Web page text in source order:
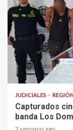
1 min read
JUDICIALES
Capturados
banda Los